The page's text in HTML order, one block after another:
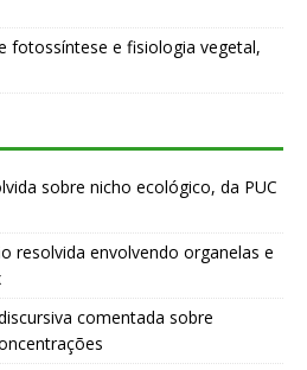
fotossíntese e fisiologia vegetal,
sobre nicho ecológico, da PUC
resolvida envolvendo organelas e
comentada sobre